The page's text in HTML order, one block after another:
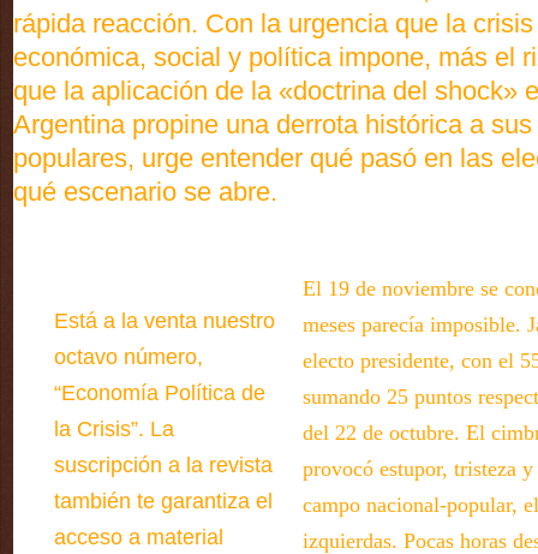
rápida reacción. Con la urgencia que la crisis
económica, social y política impone, más el
que la aplicación de la «doctrina del shock»
Argentina propine una derrota histórica a
populares, urge entender qué pasó en las
qué escenario se abre.
Está a la venta nuestro
octavo número,
“Economía Política de
la Crisis”. La
suscripción a la revista
también te garantiza el
acceso a material
El 19 de noviembre se
meses parecía imposible.
electo presidente, con el
sumando 25 puntos
del 22 de octubre. El
provocó estupor, tristeza
campo nacional-popular,
izquierdas. Pocas horas